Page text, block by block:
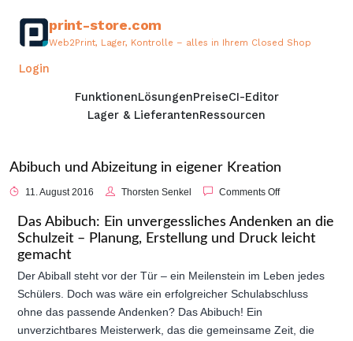
print-store.com
Web2Print, Lager, Kontrolle – alles in Ihrem Closed Shop
FunktionenLösungenPreiseCI-Editor
Lager & LieferantenRessourcen
Login
Abibuch und Abizeitung in eigener Kreation
11. August 2016 Thorsten Senkel Comments Off
Das Abibuch: Ein unvergessliches Andenken an die
Schulzeit – Planung, Erstellung und Druck leicht
gemacht
Der Abiball steht vor der Tür – ein Meilenstein im Leben jedes
Schülers. Doch was wäre ein erfolgreicher Schulabschluss
ohne das passende Andenken? Das Abibuch! Ein
unverzichtbares Meisterwerk, das die gemeinsame Zeit, die